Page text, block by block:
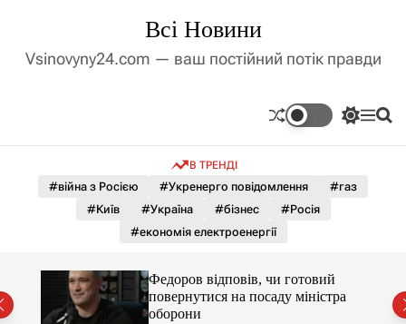
д
у
Всі Новини
Vsinovyny24.com — ваш постійний потік правди
П
м
о
л
ь
М П
В ТРЕНДІ
#війна з Росією #Укренерго повідомлення
#газ
#Київ
#Україна #бізнес
#Росія
#економія електроенергії
Федоров відповів, чи готовий
повернутися на посаду міністра
оборони